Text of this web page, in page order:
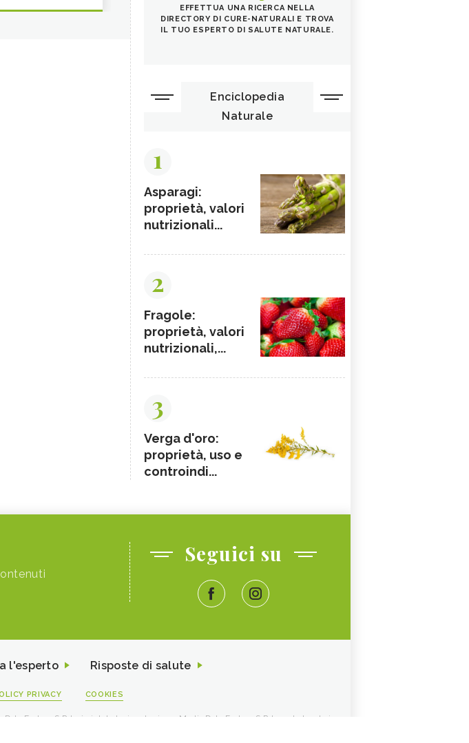
EFFETTUA UNA RICERCA NELLA
DIRECTORY DI CURE-NATURALI E TROVA
IL TUO ESPERTO DI SALUTE NATURALE.
Enciclopedia
Naturale
1
Asparagi:
proprietà, valori
nutrizionali...
2
Fragole:
proprietà, valori
nutrizionali,...
3
Verga d'oro:
proprietà, uso e
controindi...
Seguici su
l'esperto Risposte di salute
PRIVACY COOKIES
Factory S.R.L, è vietata la riproduzione. Media Data Factory S.R.L. sede legale in